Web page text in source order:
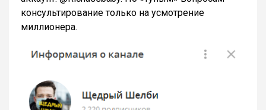
консультирование только на усмотрение
миллионера.